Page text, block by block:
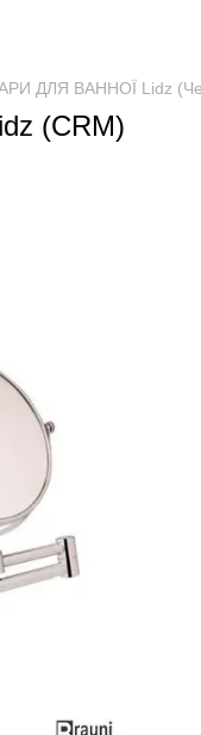
ДЛЯ ВАННОЇ Lidz
(CRM)